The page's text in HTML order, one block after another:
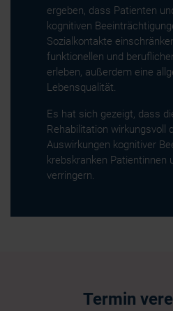
ergeben, dass Patienten
kognitiven
Sozialkontakte
funktionellen und
erleben, außerdem eine
Lebensqualität.
Es hat sich gezeigt, dass
Rehabilitation wirkungsvoll
Auswirkungen kognitiver
krebskranken Patientinnen
verringern.
Termin